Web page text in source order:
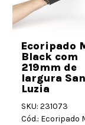
Ecoripado
Black com
219mm de
largura
Luzia
SKU: 231073
Cód.: Ecoripado